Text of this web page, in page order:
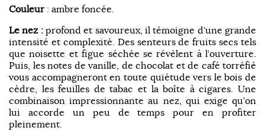
Couleur: ambre foncée.
Le nez : profond et savoureux, il témoigne d’une grande
intensité et complexité. Des senteurs de fruits secs tels
que noisette et figue séchée se révèlent à l’ouverture.
Puis, les notes de vanille, de chocolat et de café torréfié
vous accompagneront en toute quiétude vers le bois de
cèdre, les feuilles de tabac et la boîte à cigares. Une
combinaison impressionnante au nez, qui exige qu’on
lui accorde un peu de temps pour en profiter
pleinement.